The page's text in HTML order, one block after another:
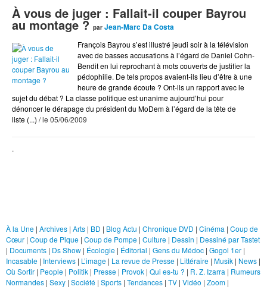
Archives
Arts
BD
Blog Actu
Chroniques DVD
Cinéma
Coup de Coeur
Coup de Pique
Documents
Ds Show
Écologie
À vous de juger : Fallait-il couper Bayrou
au montage ? par Jean-Marc Da Costa
François Bayrou s’est illustré jeudi soir à la télévision
avec de basses accusations à l’égard de Daniel Cohn-
Bendit en lui reprochant à mots couverts de justifier la
pédophilie. De tels propos avaient-ils lieu d’être à une
heure de grande écoute ? Ont-ils un rapport avec le
sujet du débat ? La classe politique est unanime aujourd’hui pour
dénoncer le dérapage du président du MoDem à l’égard de la tête de
liste (...) / le 05/06/2009
.
À la Une | Archives | Arts | BD | Blog Actu | Chronique DVD | Cinéma | Coup de
Cœur | Coup de Pique | Coup de Pompe | Culture | Dessin | Dessiné par Tastet
| Documents | Ds Show | Écologie | Éditorial | Gens du Médoc | Gogol 1er |
Incasable | Interviews | L’image | La revue de Presse | Littéraire | Musik | News |
Où Sortir | People | Politik | Presse | Provok | Qui es-tu ? | R. Z. Izarra | Rumeurs
Normandes | Sexy | Société | Sports | Tendances | TV | Vidéo | Zoom |